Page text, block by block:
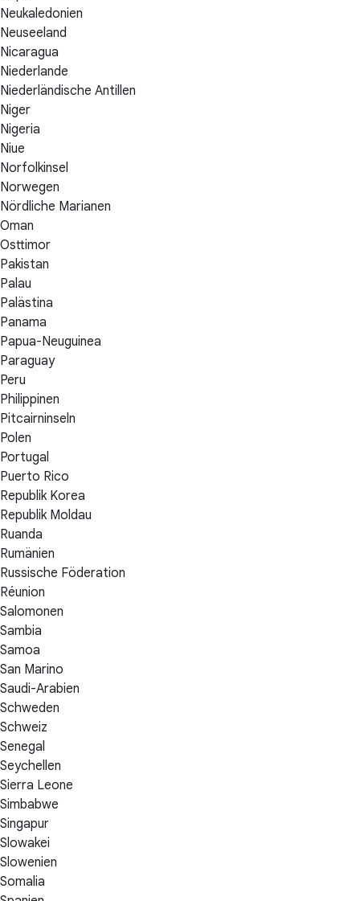
Neukaledonien
Neuseeland
Nicaragua
Niederlande
Niederländische Antillen
Niger
Nigeria
Niue
Norfolkinsel
Norwegen
Nördliche Marianen
Oman
Osttimor
Pakistan
Palau
Palästina
Panama
Papua-Neuguinea
Paraguay
Peru
Philippinen
Pitcairninseln
Polen
Portugal
Puerto Rico
Republik Korea
Republik Moldau
Ruanda
Rumänien
Russische Föderation
Réunion
Salomonen
Sambia
Samoa
San Marino
Saudi-Arabien
Schweden
Schweiz
Senegal
Seychellen
Sierra Leone
Simbabwe
Singapur
Slowakei
Slowenien
Somalia